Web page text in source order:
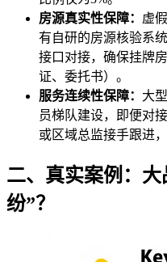
房源真实性保障： 虚
有自研的房源核验系
接口对接，确保挂牌
证、委托书）。
服务连续性保障： 大
员梯队建设，即便对
或区域总监接手跟进
二、真实案例：
纷”？